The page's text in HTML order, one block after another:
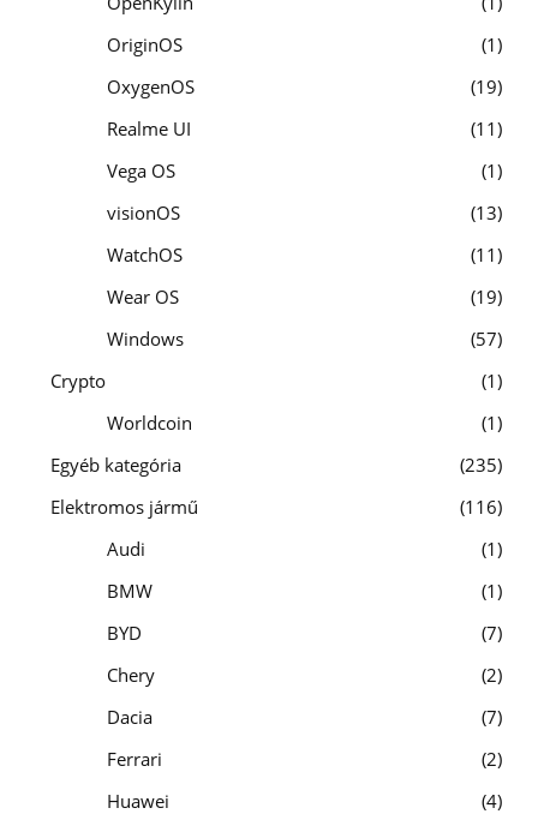
OriginOS
1
OxygenOS
19
Realme UI
11
Vega OS
1
visionOS
13
WatchOS
11
Wear OS
19
Windows
57
Crypto
1
Worldcoin
1
Egyéb kategória
235
Elektromos jármű
116
Audi
1
BMW
1
BYD
7
Chery
2
Dacia
7
Ferrari
2
Huawei
4